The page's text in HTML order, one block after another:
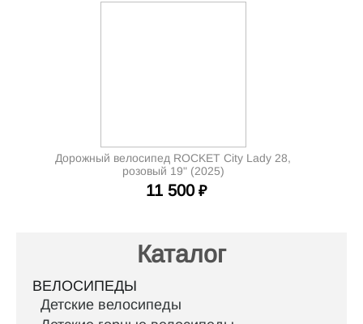
Дорожный велосипед ROCKET City Lady 28,
розовый 19" (2025)
11 500 ₽
Каталог
ВЕЛОСИПЕДЫ
Детские велосипеды